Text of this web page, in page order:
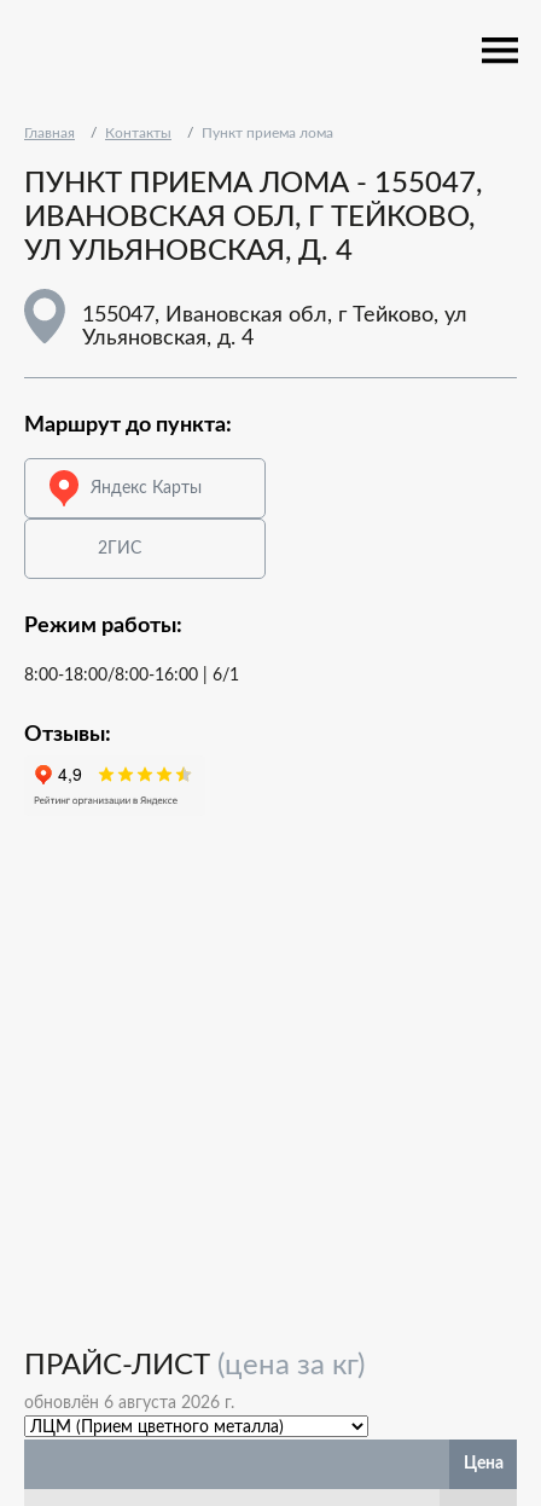
Главная Контакты Пункт приема лома
ПУНКТ ПРИЕМА ЛОМА - 155047,
ИВАНОВСКАЯ ОБЛ, Г ТЕЙКОВО,
УЛ УЛЬЯНОВСКАЯ, Д. 4
155047, Ивановская обл, г Тейково, ул
Ульяновская, д. 4
Маршрут до пункта:
Яндекс Карты
2ГИС
Режим работы:
8:00-18:00/8:00-16:00 | 6/1
Отзывы:
ПРАЙС-ЛИСТ (цена за кг)
обновлён 6 августа 2026 г.
Цена